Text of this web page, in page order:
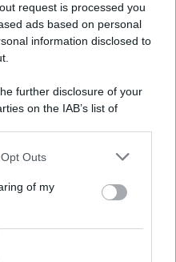
request is processed you
ads based on personal
information disclosed to
further disclosure of your
on the IAB’s list of
by us to third parties
Outs
of my
– ISCRITTA ALL’ANSO
STAMPA ONLINE)
PRIVACY